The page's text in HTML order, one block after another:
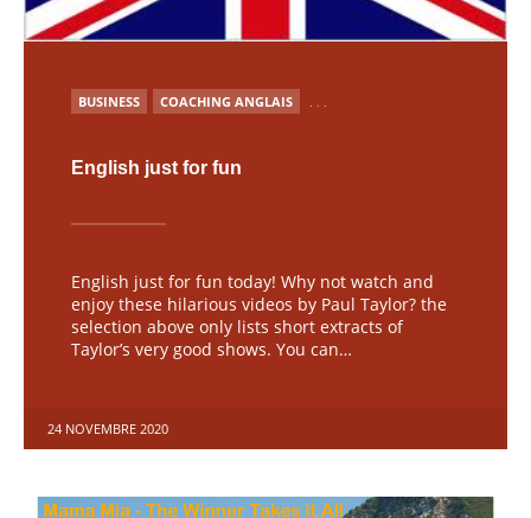
PUBLIÉ
BUSINESS COACHING ANGLAIS
English just for fun
English just for fun today! Why not watch and
enjoy these hilarious videos by Paul Taylor? the
selection above only lists short extracts of
Taylor’s very good shows. You can…
24 NOVEMBRE 2020